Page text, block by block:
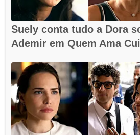
Suely conta tudo a Dora
Ademir em Quem Ama